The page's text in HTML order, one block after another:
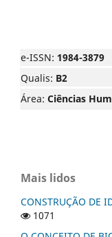
e-ISSN: 1984-3879
Qualis: B2
Área: Ciências
Mais lidos
CONSTRUÇÃO DE
1071